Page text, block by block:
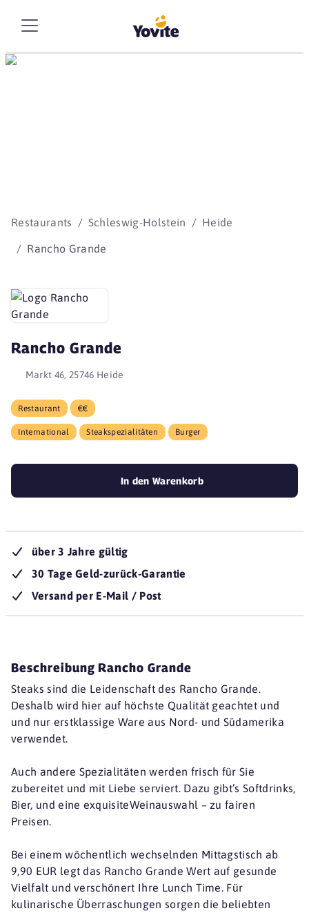
Restaurants Schleswig-Holstein Heide
Rancho Grande
Rancho Grande
Markt 46, 25746 Heide
Restaurant €€
International Steakspezialitäten Burger
In den Warenkorb
über 3 Jahre gültig
30 Tage Geld-zurück-Garantie
Versand per E-Mail / Post
Beschreibung Rancho Grande
Steaks sind die Leidenschaft des Rancho Grande.
Deshalb wird hier auf höchste Qualität geachtet und
und nur erstklassige Ware aus Nord- und Südamerika
verwendet.
Auch andere Spezialitäten werden frisch für Sie
zubereitet und mit Liebe serviert. Dazu gibt’s Softdrinks,
Bier, und eine exquisiteWeinauswahl – zu fairen
Preisen.
Bei einem wöchentlich wechselnden Mittagstisch ab
9,90 EUR legt das Rancho Grande Wert auf gesunde
Vielfalt und verschönert Ihre Lunch Time. Für
kulinarische Überraschungen sorgen die beliebten